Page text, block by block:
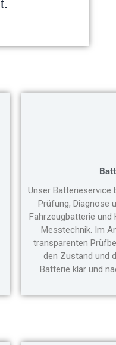
Unser Batterieservice
Prüfung, Diagnose
Fahrzeugbatterie
Messtechnik. Im
transparenten
den Zustand und
Batterie klar und